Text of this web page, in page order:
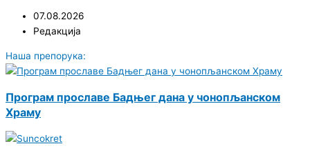
07.08.2026
Редакција
Наша препорука:
Програм прославе Бадњег дана у чонопљанском
Храму